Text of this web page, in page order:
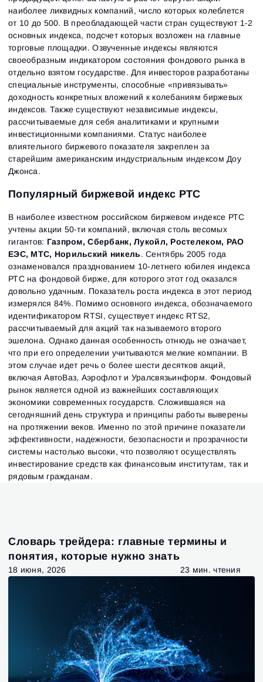
наиболее ликвидных компаний, число которых колеблется
от 10 до 500. В преобладающей части стран существуют 1-2
основных индекса, подсчет которых возложен на главные
торговые площадки. Озвученные индексы являются
своеобразным индикатором состояния фондового рынка в
отдельно взятом государстве. Для инвесторов разработаны
специальные инструменты, способные «привязывать»
доходность конкретных вложений к колебаниям биржевых
индексов. Также существуют независимые индексы,
рассчитываемые для себя аналитиками и крупными
инвестиционными компаниями. Статус наиболее
влиятельного биржевого показателя закреплен за
старейшим американским индустриальным индексом Доу
Джонса.
Популярный биржевой индекс РТС
В наиболее известном российском биржевом индексе РТС
учтены акции 50-ти компаний, включая столь весомых
гигантов: Газпром, Сбербанк, Лукойл, Ростелеком, РАО
ЕЭС, МТС, Норильский никель. Сентябрь 2005 года
ознаменовался празднованием 10-летнего юбилея индекса
РТС на фондовой бирже, для которого этот год оказался
довольно удачным. Показатель роста индекса в этот период
измерялся 84%. Помимо основного индекса, обозначаемого
идентификатором RTSI, существует индекс RТS2,
рассчитываемый для акций так называемого второго
эшелона. Однако данная особенность отнюдь не означает,
что при его определении учитываются мелкие компании. В
этом случае идет речь о более шести десятков акций,
включая АвтоВаз, Аэрофлот и Уралсвязьинформ. Фондовый
рынок является одной из важнейших составляющих
экономики современных государств. Сложившаяся на
сегодняшний день структура и принципы работы выверены
на протяжении веков. Именно по этой причине показатели
эффективности, надежности, безопасности и прозрачности
системы настолько высоки, что позволяют осуществлять
инвестирование средств как финансовым институтам, так и
рядовым гражданам.
Словарь трейдера: главные термины и
понятия, которые нужно знать
18 июня, 2026 23 мин. чтения